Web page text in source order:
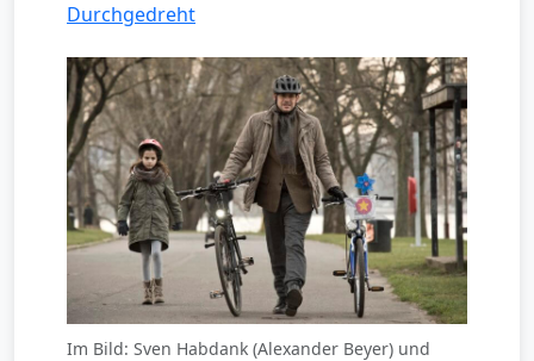
Durchgedreht
Im Bild: Sven Habdank (Alexander Beyer) und